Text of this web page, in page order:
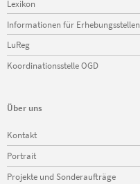
Lexikon
Informationen für Erhebungsstellen
LuReg
Koordinationsstelle OGD
Über uns
Navigation
überspringen
Kontakt
Portrait
Projekte und Sonderaufträge